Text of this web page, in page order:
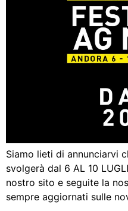
Siamo lieti di annunciarvi
svolgerà dal 6 AL 10
nostro sito e seguite la
sempre aggiornati sulle